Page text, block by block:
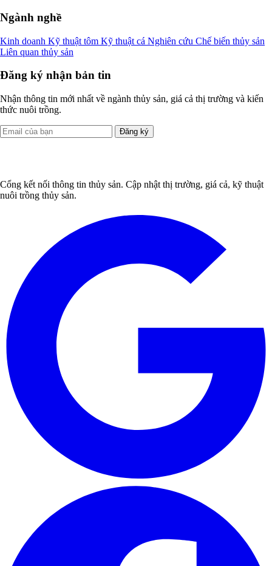
Ngành nghề
Kinh doanh Kỹ thuật tôm Kỹ thuật cá Nghiên cứu Chế biến thủy sản
Liên quan thủy sản
Đăng ký nhận bản tin
Nhận thông tin mới nhất về ngành thủy sản, giá cả thị trường và kiến
thức nuôi trồng.
Đăng ký
Cổng kết nối thông tin thủy sản. Cập nhật thị trường, giá cả, kỹ thuật
nuôi trồng thủy sản.